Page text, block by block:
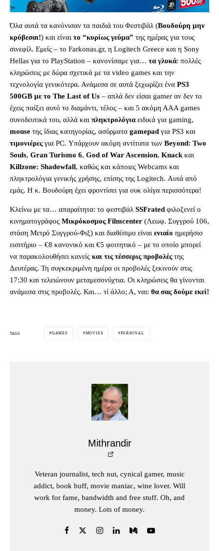
Όλα αυτά τα κανόνισαν τα παιδιά του Φεστιβάλ (Βουδούρη μην
κρύβεσαι!) και είναι το “κυρίως γεύμα” της ημέρας για τους
σινεφίλ. Εμείς – το Farkonas.gr, η Logitech Greece και η Sony
Hellas για το PlayStation – κανονίσαμε για… τα γλυκά: πολλές
κληρώσεις με δώρα σχετικά με τα video games και την
τεχνολογία γενικότερα. Ανάμεσα σε αυτά ξεχωρίζει ένα PS3
500GB με το The Last of Us – απλά δεν είσαι gamer αν δεν το
έχεις παίξει αυτό το διαμάντι, τέλος – και 5 ακόμη ΑΑΑ games
συνοδευτικά του, αλλά και πληκτρολόγιαειδικά για gaming,
mouse της ίδιας κατηγορίας, ασύρματα gamepad για PS3 και
τιμονιέρεςγια PC. Υπάρχουν ακόμη αντίτυπα των Beyond: Two
Souls, Gran Turismo 6, God of War Ascension, Knack και
Killzone: Shadowfall, καθώς και κάποιες Webcams και
πληκτρολόγια γενικής χρήσης, επίσης της Logitech. Αυτά από
εμάς. Η κ. Βουδούρη έχει φροντίσει για ουκ ολίγα περισσότερα!
Κλείνω με τα… απαραίτητα: το φεστιβάλ SSFrated φιλοξενεί ο
κινηματογράφος Μικρόκοσμος Filmcenter (Λεωφ. Συγγρού 106,
στάση Μετρό Συγγρού-Φιξ) και διαθέσιμο είναι ενιαίο ημερήσιο
εισιτήριο – €8 κανονικό και €5 φοιτητικό – με το οποίο μπορεί
να παρακολουθήσει κανείς και τις τέσσερις προβολέςτης
Δευτέρας. Τη συγκεκριμένη ημέρα οι προβολές ξεκινούν στις
17:30 και τελειώνουν μεταμεσονύχτια. Οι κληρώσεις θα γίνονται
ανάμεσα στις προβολές. Και… τί άλλο; Α, ναι: θα σας δούμε εκεί!
TAGS GAMES MOVIES PERSONAL
Mithrandir
Veteran journalist, tech nut, cynical gamer, music
addict, book buff, movie maniac, wine lover. Will
work for fame, bandwidth and free stuff. Oh, and
money. Lots of money.